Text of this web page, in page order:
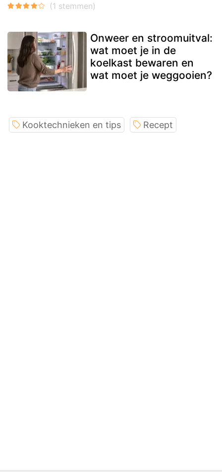
Onweer en stroomuitval:
wat moet je in de
koelkast bewaren en
wat moet je weggooien?
Kooktechnieken en tips Recept